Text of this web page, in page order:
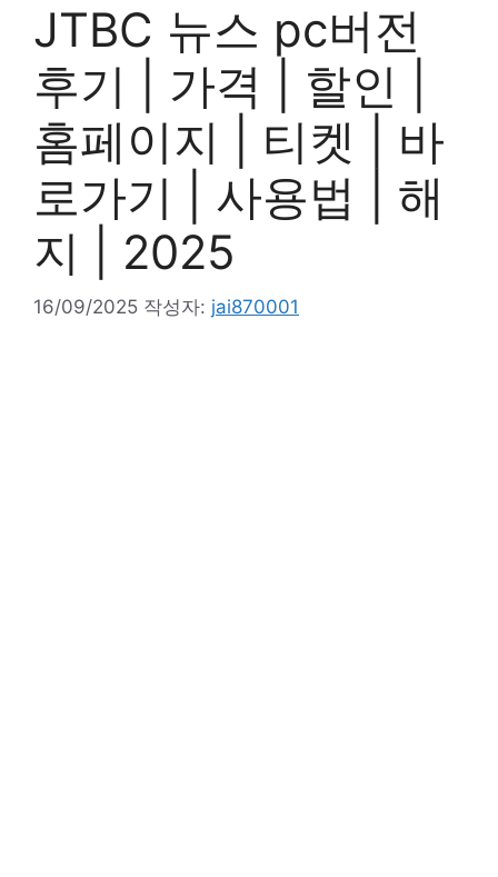
JTBC 뉴스 pc버전
후기 | 가격 | 할인 |
홈페이지 | 티켓 | 바
로가기 | 사용법 | 해
지 | 2025
16/09/2025 작성자: jai870001